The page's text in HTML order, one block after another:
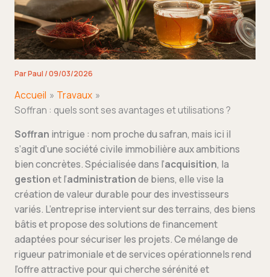
ParPaul/09/03/2026
Accueil
Travaux
Soffran : quels sont ses avantages et utilisations ?
Soffran intrigue : nom proche du safran, mais ici il
s’agit d’une société civile immobilière aux ambitions
bien concrètes. Spécialisée dans l’acquisition, la
gestionet l’administrationde biens, elle vise la
création de valeur durable pour des investisseurs
variés. L’entreprise intervient sur des terrains, des biens
bâtis et propose des solutions de financement
adaptées pour sécuriser les projets. Ce mélange de
rigueur patrimoniale et de services opérationnels rend
l’offre attractive pour qui cherche sérénité et